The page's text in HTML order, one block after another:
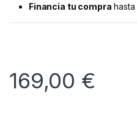
Financia tu compra
169,00 €